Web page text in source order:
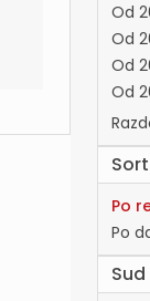
Od
Od
Od
Od
Po
Po
Sud